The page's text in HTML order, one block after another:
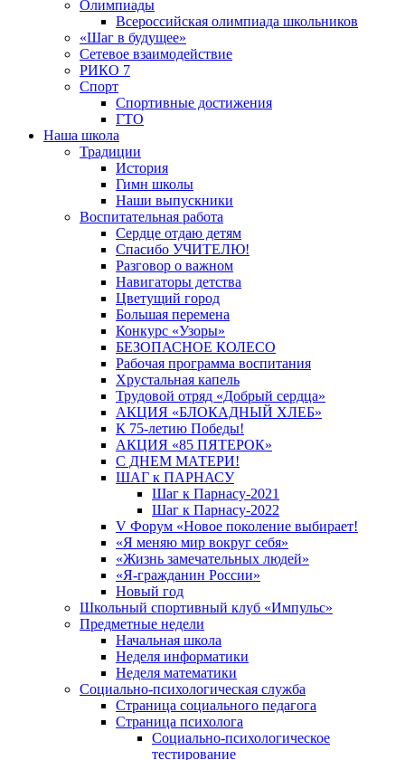
Олимпиады
Всероссийская олимпиада школьников
«Шаг в будущее»
Сетевое взаимодействие
РИКО 7
Спорт
Спортивные достижения
ГТО
Наша школа
Традиции
История
Гимн школы
Наши выпускники
Воспитательная работа
Сердце отдаю детям
Спасибо УЧИТЕЛЮ!
Разговор о важном
Навигаторы детства
Цветущий город
Большая перемена
Конкурс «Узоры»
БЕЗОПАСНОЕ КОЛЕСО
Рабочая программа воспитания
Хрустальная капель
Трудовой отряд «Добрый сердца»
АКЦИЯ «БЛОКАДНЫЙ ХЛЕБ»
К 75-летию Победы!
АКЦИЯ «85 ПЯТЕРОК»
С ДНЕМ МАТЕРИ!
ШАГ к ПАРНАСУ
Шаг к Парнасу-2021
Шаг к Парнасу-2022
V Форум «Новое поколение выбирает!
«Я меняю мир вокруг себя»
«Жизнь замечательных людей»
«Я-гражданин России»
Новый год
Школьный спортивный клуб «Импульс»
Предметные недели
Начальная школа
Неделя информатики
Неделя математики
Социально-психологическая служба
Страница социального педагога
Страница психолога
Социально-психологическое
тестирование